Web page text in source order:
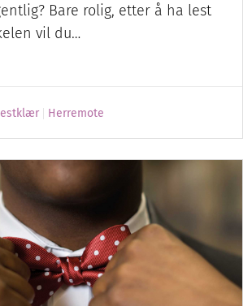
Bare rolig, etter å ha lest
vil du…
Herremote